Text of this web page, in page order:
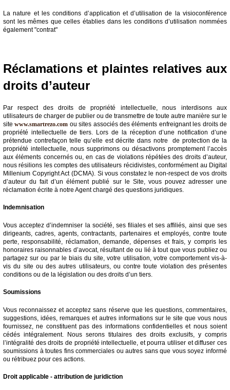
La nature et les conditions d’application et d’utilisation de la visioconférence
sont les mêmes que celles établies dans les conditions d’utilisation nommées
également "contrat"
Réclamations et plaintes relatives aux
droits d’auteur
Par respect des droits de propriété intellectuelle, nous interdisons aux
utilisateurs de charger de publier ou de transmettre de toute autre manière sur le
sitewww.smartrezo.com ou sites associés des éléments enfreignant les droits de
propriété intellectuelle de tiers. Lors de la réception d’une notification d’une
prétendue contrefaçon telle qu’elle est décrite dans notre de protection de la
propriété intellectuelle, nous supprimons ou désactivons promptement l’accès
aux éléments concernés ou, en cas de violations répétées des droits d’auteur,
nous résilions les comptes des utilisateurs récidivistes, conformément au Digital
Millenium Copyright Act (DCMA). Si vous constatez le non-respect de vos droits
d’auteur du fait d’un élément publié sur le Site, vous pouvez adresser une
réclamation écrite à notre Agent chargé des questions juridiques.
Indemnisation
Vous acceptez d’indemniser la société, ses filiales et ses affiliés, ainsi que ses
dirigeants, cadres, agents, contractants, partenaires et employés, contre toute
perte, responsabilité, réclamation, demande, dépenses et frais, y compris les
honoraires raisonnables d’avocat, résultant de ou lié à tout que vous publiez ou
partagez sur ou par le biais du site, votre utilisation, votre comportement vis-à-
vis du site ou des autres utilisateurs, ou contre toute violation des présentes
conditions ou de la législation ou des droits d’un tiers.
Soumissions
Vous reconnaissez et acceptez sans réserve que les questions, commentaires,
suggestions, idées, remarques et autres informations sur le site que vous nous
fournissez, ne constituent pas des informations confidentielles et nous soient
cédés intégralement. Nous serons titulaires des droits exclusifs, y compris
l’intégralité des droits de propriété intellectuelle, et pourra utiliser et diffuser ces
soumissions à toutes fins commerciales ou autres sans que vous soyez informé
ou rétribuez pour ces actions.
Droit applicable - attribution de juridiction